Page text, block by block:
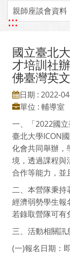
親師座談會資料
:::
國立臺北
才培訓社
佛臺灣英
日期 : 2022-
單位 : 輔導室
一、「2022國
臺北大學ICON
化會共同舉辦，
境，透過課程與
合作等能力，並
二、本營隊秉持
經濟弱勢學生報
若錄取營隊可有
三、活動相關訊
(一)報名日期：